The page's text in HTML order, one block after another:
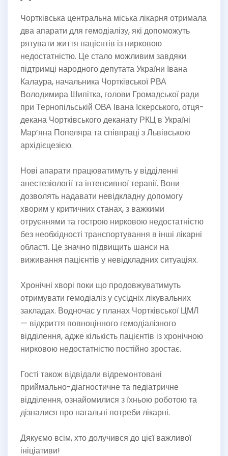
Чортківська центральна міська лікарня отримала
два апарати для гемодіалізу, які допоможуть
рятувати життя пацієнтів із нирковою
недостатністю. Це стало можливим завдяки
підтримці народного депутата України Івана
Калаура, начальника Чортківської РВА
Володимира Шипітка, голови Громадської ради
при Тернопільській ОВА Івана Іскерського, отця-
декана Чортківського деканату РКЦ в Україні
Мар’яна Попеляра та співпраці з Львівською
архідієцезією.
Нові апарати працюватимуть у відділенні
анестезіології та інтенсивної терапії. Вони
дозволять надавати невідкладну допомогу
хворим у критичних станах, з важкими
отруєннями та гострою нирковою недостатністю
без необхідності транспортування в інші лікарні
області. Це значно підвищить шанси на
виживання пацієнтів у невідкладних ситуаціях.
Хронічні хворі поки що продовжуватимуть
отримувати гемодіаліз у сусідніх лікувальних
закладах. Водночас у планах Чортківської ЦМЛ
— відкриття повноцінного гемодіалізного
відділення, адже кількість пацієнтів із хронічною
нирковою недостатністю постійно зростає.
Гості також відвідали відремонтовані
приймально-діагностичне та педіатричне
відділення, ознайомилися з їхньою роботою та
дізналися про нагальні потреби лікарні.
Дякуємо всім, хто долучився до цієї важливої
ініціативи!